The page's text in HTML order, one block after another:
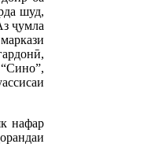
шуд,
ҷумла
нафар